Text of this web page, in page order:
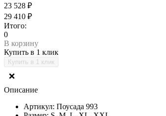
23 528 ₽
29 410 ₽
Итого:
0
В корзину
Купить в 1 клик
❌
Описание
Артикул: Поусада 993